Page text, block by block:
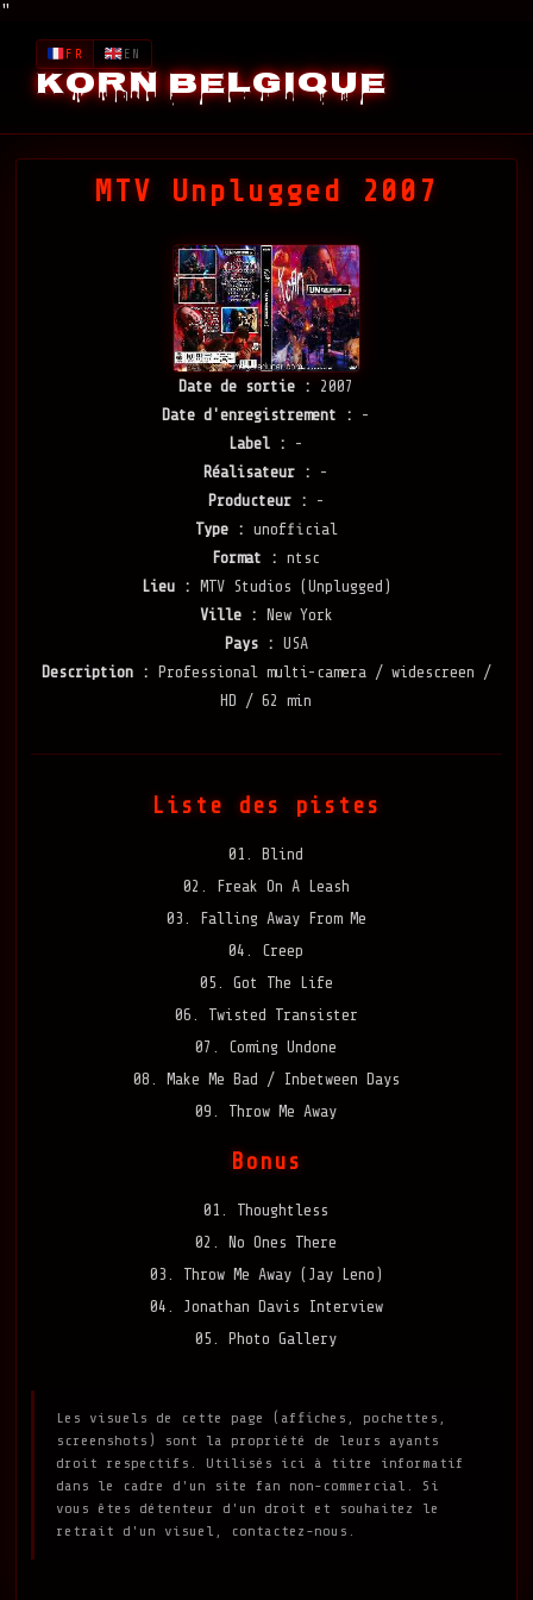
"
Korn Belgique
FR EN
MTV Unplugged 2007
Date de sortie :
2007
Date d'enregistrement :
-
Label :
-
Réalisateur :
-
Producteur :
-
Type : unofficial
Format : ntsc
Lieu :
MTV Studios (Unplugged)
Ville :
New York
Pays : USA
Description :
Professional multi-camera / widescreen /
HD / 62 min
Liste des pistes
01. Blind
02. Freak On A Leash
03. Falling Away From Me
04. Creep
05. Got The Life
06. Twisted Transister
07. Coming Undone
08. Make Me Bad / Inbetween Days
09. Throw Me Away
Bonus
01. Thoughtless
02. No Ones There
03. Throw Me Away (Jay Leno)
04. Jonathan Davis Interview
05. Photo Gallery
Les visuels de cette page (affiches, pochettes,
screenshots) sont la propriété de leurs ayants
droit respectifs. Utilisés ici à titre informatif
dans le cadre d'un site fan non-commercial. Si
vous êtes détenteur d'un droit et souhaitez le
retrait d'un visuel, contactez-nous.